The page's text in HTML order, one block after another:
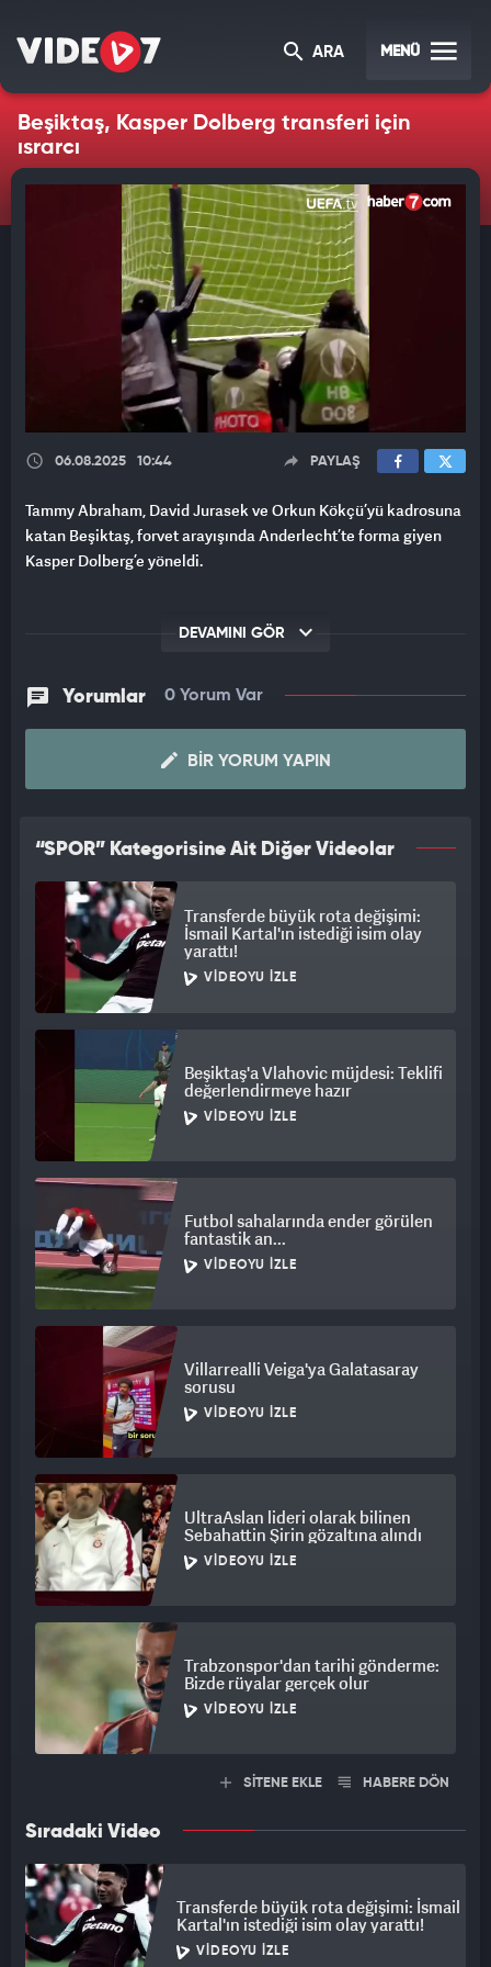
ARA MENÜ
Beşiktaş, Kasper Dolberg transferi için
ısrarcı
06.08.2025 10:44 PAYLAŞ
Tammy Abraham, David Jurasek ve Orkun Kökçü’yü kadrosuna
katan Beşiktaş, forvet arayışında Anderlecht’te forma giyen
Kasper Dolberg’e yöneldi.
DEVAMINI GÖR
Yorumlar 0 Yorum Var
BIR YORUM YAPIN
“SPOR” Kategorisine Ait Diğer Videolar
Transferde büyük rota değişimi:
İsmail Kartal'ın istediği isim olay
yarattı!
VIDEOYU İZLE
Beşiktaş'a Vlahovic müjdesi: Teklifi
değerlendirmeye hazır
VIDEOYU İZLE
Futbol sahalarında ender görülen
fantastik an...
VIDEOYU İZLE
Villarrealli Veiga'ya Galatasaray
sorusu
VIDEOYU İZLE
UltraAslan lideri olarak bilinen
Sebahattin Şirin gözaltına alındı
VIDEOYU İZLE
Trabzonspor'dan tarihi gönderme:
Bizde rüyalar gerçek olur
VIDEOYU İZLE
SİTENE EKLE HABERE DÖN
Sıradaki Video
Transferde büyük rota değişimi: İsmail
Kartal'ın istediği isim olay yarattı!
VIDEOYU İZLE